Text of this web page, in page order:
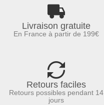
Livraison gratuite
En France à partir de 199€
Retours faciles
Retours possibles pendant 14
jours